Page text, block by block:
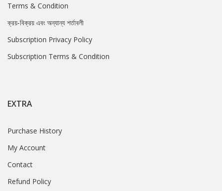
Terms & Condition
ক্রয়-বিক্রয় এবং অন্যান্য শর্তাবলী
Subscription Privacy Policy
Subscription Terms & Condition
EXTRA
Purchase History
My Account
Contact
Refund Policy